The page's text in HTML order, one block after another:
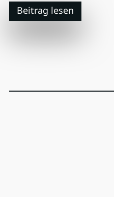
Beitrag lesen